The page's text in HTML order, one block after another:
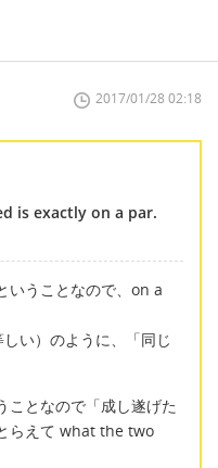
2017/01/28 02:18
is exactly on a par.
いうことなので、on a
い）のように、「同じ
ことなので「成し遂げた
らえて what the two